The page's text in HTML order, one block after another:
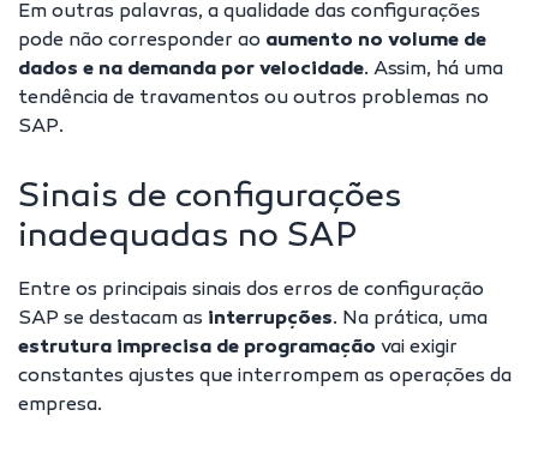
Em outras palavras, a qualidade das configurações
pode não corresponder ao aumento no volume de
dados e na demanda por velocidade. Assim, há uma
tendência de travamentos ou outros problemas no
SAP.
Sinais de configurações
inadequadas no SAP
Entre os principais sinais dos erros de configuração
SAP se destacam as interrupções. Na prática, uma
estrutura imprecisa de programação vai exigir
constantes ajustes que interrompem as operações da
empresa.